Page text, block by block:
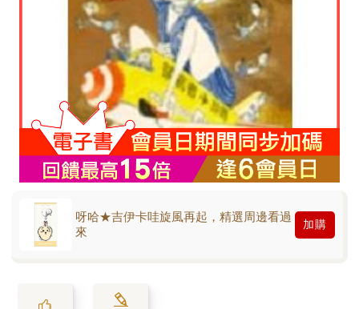
呀哈★吉伊卡哇旋風再起，精選周邊看過
來
加購